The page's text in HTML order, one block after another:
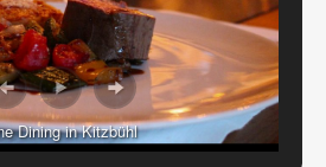
Dining in Kitzbühl